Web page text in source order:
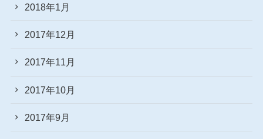
2018年1月
2017年12月
2017年11月
2017年10月
2017年9月